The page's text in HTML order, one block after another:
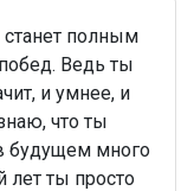
станет полным
Ведь ты
и умнее, и
что ты
будущем много
лет ты просто